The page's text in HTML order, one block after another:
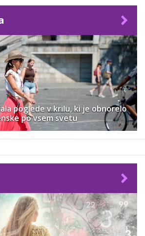
poglede v krilu, ki je obnorelo
po vsem svetu